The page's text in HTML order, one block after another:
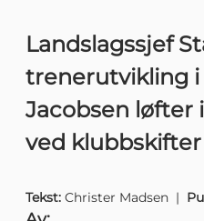
Landslagssjef
trenerutvikling i
Jacobsen løfter
ved
Tekst: Christer Madsen |